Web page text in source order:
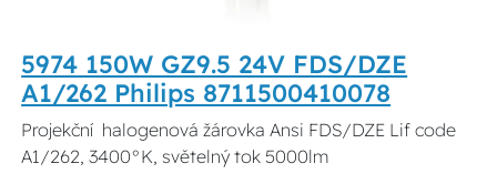
5974 150W GZ9.5 24V FDS/DZE
A1/262 Philips 8711500410078
Projekční halogenová žárovka Ansi FDS/DZE Lif code
A1/262, 3400°K, světelný tok 5000lm